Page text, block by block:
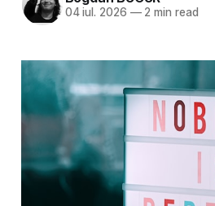
04 iul. 2026 —2 min read